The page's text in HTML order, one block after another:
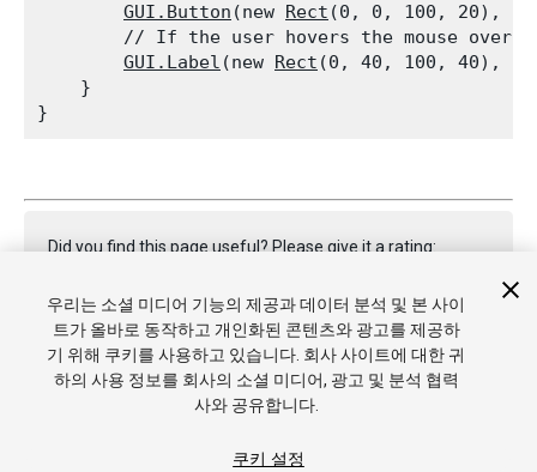
GUI.Button (new Rect (0, 0, 100, 20),
// If the user hovers the mouse over
GUI.Label (new Rect (0, 40, 100, 40),
    }
Did you find this page useful? Please give it a rating:
Report a problem on this page
우리는 소셜 미디어 기능의 제공과 데이터 분석 및 본 사이
트가 올바로 동작하고 개인화된 콘텐츠와 광고를 제공하
기 위해 쿠키를 사용하고 있습니다. 회사 사이트에 대한 귀
하의 사용 정보를 회사의 소셜 미디어, 광고 및 분석 협력
사와 공유합니다.
쿠키 설정